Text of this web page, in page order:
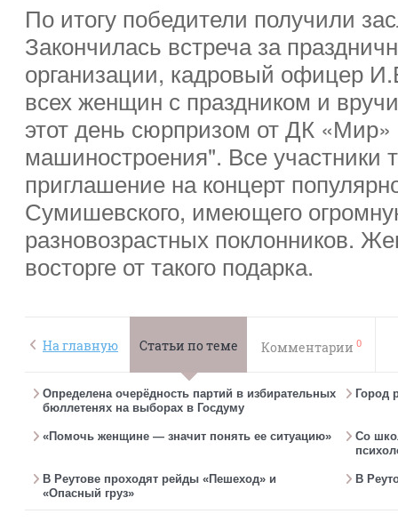
По итогу победители получили
Закончилась встреча за
организации, кадровый офицер
всех женщин с праздником и
этот день сюрпризом от ДК
машиностроения". Все участники
приглашение на концерт
Сумишевского, имеющего
разновозрастных поклонников.
восторге от такого подарка.
На главную Статьи по теме Комментарии 0
Определена очерёдность партий в избирательных
бюллетенях на выборах в Госдуму
Город
«Помочь женщине — значит понять ее ситуацию»
Со
В Реутове проходят рейды «Пешеход» и
«Опасный груз»
В